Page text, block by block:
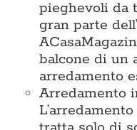
pieghevoli da
gran parte
balcone di un
arredamento
Arredamento